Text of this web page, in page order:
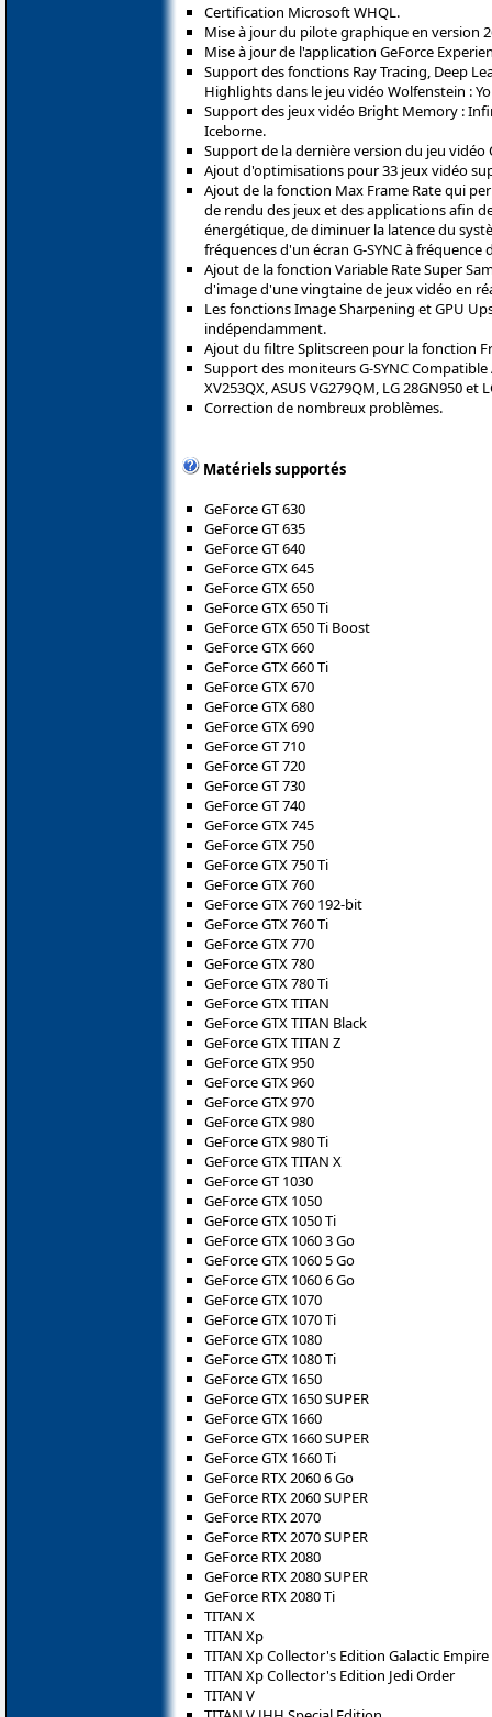
Certification Microsoft WHQL.
Mise à jour du pilote graphique en version
Mise à jour de l'application GeForce
Support des fonctions Ray Tracing, Deep
Highlights dans le jeu vidéo Wolfenstein :
Support des jeux vidéo Bright Memory :
Iceborne.
Support de la dernière version du jeu vidéo
Ajout d'optimisations pour 33 jeux vidéo
Ajout de la fonction Max Frame Rate qui
de rendu des jeux et des applications afin
énergétique, de diminuer la latence du
fréquences d'un écran G-SYNC à fréquence
Ajout de la fonction Variable Rate Super
d'image d'une vingtaine de jeux vidéo en
Les fonctions Image Sharpening et GPU
indépendamment.
Ajout du filtre Splitscreen pour la fonction
Support des moniteurs G-SYNC Compatible
XV253QX, ASUS VG279QM, LG 28GN950 et
Correction de nombreux problèmes.
Matériels supportés
GeForce GT 630
GeForce GT 635
GeForce GT 640
GeForce GTX 645
GeForce GTX 650
GeForce GTX 650 Ti
GeForce GTX 650 Ti Boost
GeForce GTX 660
GeForce GTX 660 Ti
GeForce GTX 670
GeForce GTX 680
GeForce GTX 690
GeForce GT 710
GeForce GT 720
GeForce GT 730
GeForce GT 740
GeForce GTX 745
GeForce GTX 750
GeForce GTX 750 Ti
GeForce GTX 760
GeForce GTX 760 192-bit
GeForce GTX 760 Ti
GeForce GTX 770
GeForce GTX 780
GeForce GTX 780 Ti
GeForce GTX TITAN
GeForce GTX TITAN Black
GeForce GTX TITAN Z
GeForce GTX 950
GeForce GTX 960
GeForce GTX 970
GeForce GTX 980
GeForce GTX 980 Ti
GeForce GTX TITAN X
GeForce GT 1030
GeForce GTX 1050
GeForce GTX 1050 Ti
GeForce GTX 1060 3 Go
GeForce GTX 1060 5 Go
GeForce GTX 1060 6 Go
GeForce GTX 1070
GeForce GTX 1070 Ti
GeForce GTX 1080
GeForce GTX 1080 Ti
GeForce GTX 1650
GeForce GTX 1650 SUPER
GeForce GTX 1660
GeForce GTX 1660 SUPER
GeForce GTX 1660 Ti
GeForce RTX 2060 6 Go
GeForce RTX 2060 SUPER
GeForce RTX 2070
GeForce RTX 2070 SUPER
GeForce RTX 2080
GeForce RTX 2080 SUPER
GeForce RTX 2080 Ti
TITAN X
TITAN Xp
TITAN Xp Collector's Edition Galactic Empire
TITAN Xp Collector's Edition Jedi Order
TITAN V